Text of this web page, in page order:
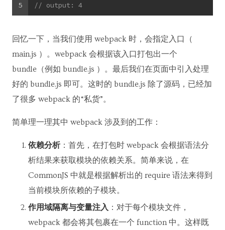
5
// output: 4
回忆一下，当我们使用 webpack 时，会指定入口（
main.js ）。webpack 会根据该入口打包出一个
bundle（例如 bundle.js ）。最后我们在页面中引入处理
好的 bundle.js 即可。这时的 bundle.js 除了源码，已经加
了很多 webpack 的“私货”。
简单理一理其中 webpack 涉及到的工作：
依赖分析：首先，在打包时 webpack 会根据语法分
析结果来获取模块的依赖关系。简单来说，在
CommonJS 中就是根据解析出的 require 语法来得到
当前模块所依赖的子模块。
作用域隔离与变量注入 ：对于每个模块文件，
webpack 都会将其包裹在一个 function 中。这样既